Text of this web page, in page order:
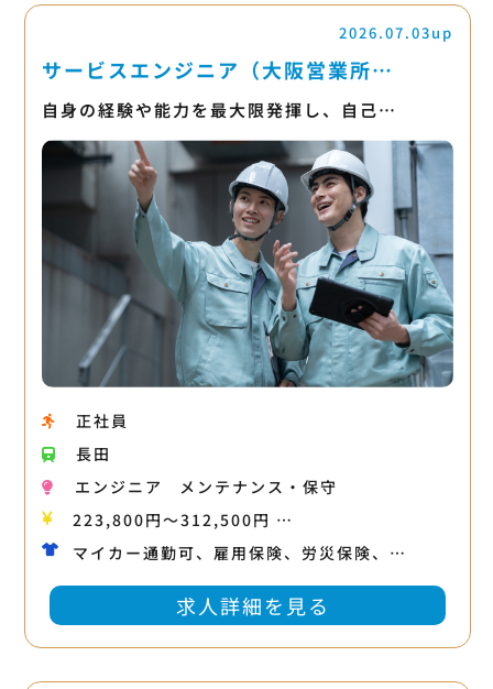
2026.07.03up
サービスエンジニア（大阪営業所…
自身の経験や能力を最大限発揮し、自己…
正社員
長田
エンジニア
メンテナンス・保守
223,800円〜312,500円 …
マイカー通勤可、雇用保険、労災保険、…
求人詳細を見る